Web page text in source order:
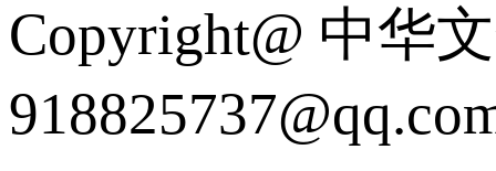
Copyright@ 中